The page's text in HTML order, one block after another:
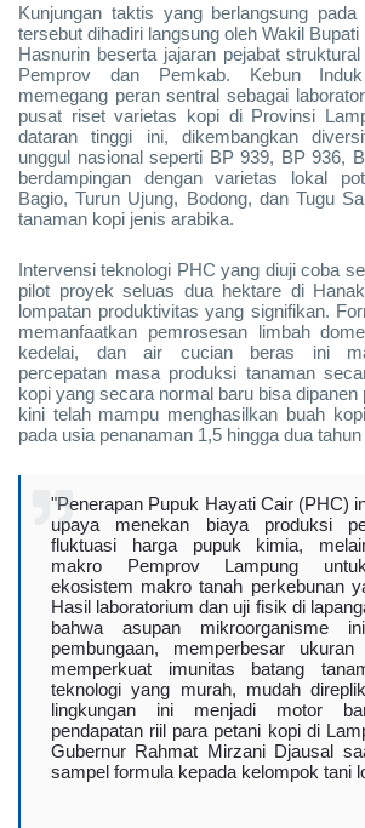
Kunjungan taktis yang berlangsung
tersebut dihadiri langsung oleh Wakil
Hasnurin beserta jajaran pejabat
Pemprov dan Pemkab. Kebun
memegang peran sentral sebagai
pusat riset varietas kopi di Provinsi
dataran tinggi ini, dikembangkan
unggul nasional seperti BP 939, BP 936,
berdampingan dengan varietas lokal
Bagio, Turun Ujung, Bodong, dan Tugu
tanaman kopi jenis arabika.
Intervensi teknologi PHC yang diuji coba
pilot proyek seluas dua hektare di
lompatan produktivitas yang signifikan.
memanfaatkan pemrosesan limbah
kedelai, dan air cucian beras ini
percepatan masa produksi tanaman
kopi yang secara normal baru bisa dipanen
kini telah mampu menghasilkan buah
pada usia penanaman 1,5 hingga dua tahun
"Penerapan Pupuk Hayati Cair (PHC)
upaya menekan biaya produksi
fluktuasi harga pupuk kimia,
makro Pemprov Lampung
ekosistem makro tanah perkebunan
Hasil laboratorium dan uji fisik di
bahwa asupan mikroorganisme
pembungaan, memperbesar
memperkuat imunitas batang
teknologi yang murah, mudah
lingkungan ini menjadi motor
pendapatan riil para petani kopi di
Gubernur Rahmat Mirzani Djausal
sampel formula kepada kelompok tani